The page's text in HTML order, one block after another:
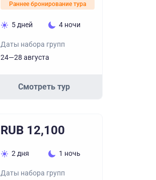
Раннее бронирование тура
5 дней 4 ночи
Даты набора групп
24—28 августа
Смотреть тур
RUB 12,100
2 дня 1 ночь
Даты набора групп